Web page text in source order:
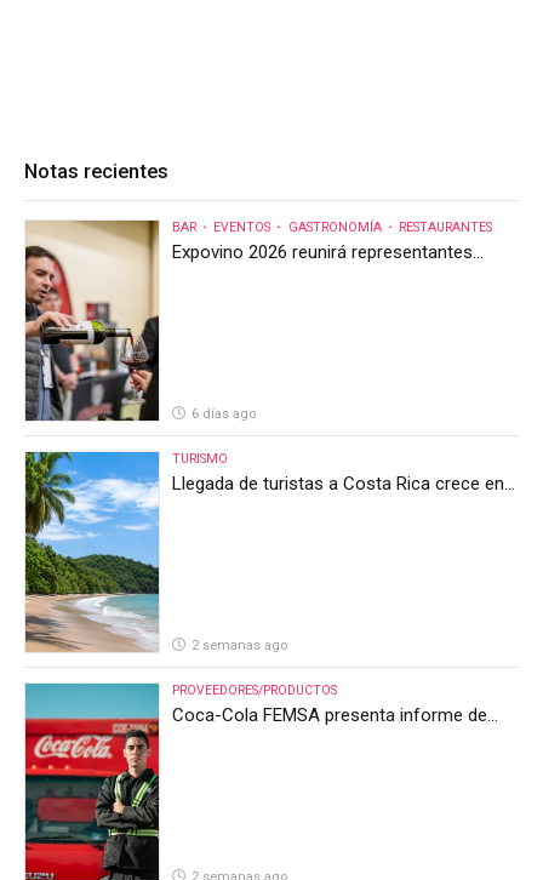
Notas recientes
BAR EVENTOS GASTRONOMÍA RESTAURANTES
Expovino 2026 reunirá representantes
6 días ago
TURISMO
Llegada de turistas a Costa Rica crece en
2 semanas ago
PROVEEDORES/PRODUCTOS
Coca-Cola FEMSA presenta informe de